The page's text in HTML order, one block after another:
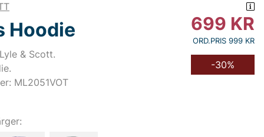
Hoodie
& Scott.
ML2051VOT
699 KR
ORD.PRIS 999 KR
-30%